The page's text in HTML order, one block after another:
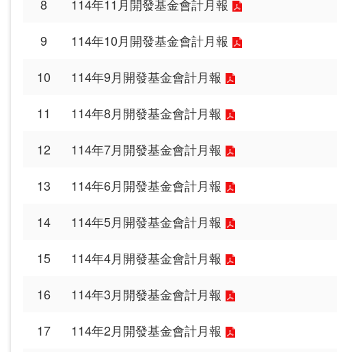
8 114年11月開發基金會計月報
9 114年10月開發基金會計月報
10 114年9月開發基金會計月報
11 114年8月開發基金會計月報
12 114年7月開發基金會計月報
13 114年6月開發基金會計月報
14 114年5月開發基金會計月報
15 114年4月開發基金會計月報
16 114年3月開發基金會計月報
17 114年2月開發基金會計月報